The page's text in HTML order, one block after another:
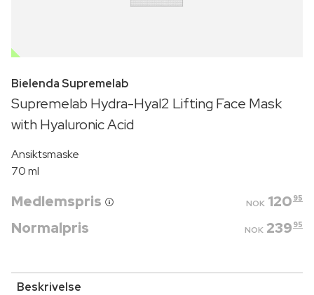
OUTLET
Bielenda Supremelab
Supremelab Hydra-Hyal2 Lifting Face Mask
with Hyaluronic Acid
Ansiktsmaske
70 ml
Medlemspris NOK 120 95
Normalpris NOK 239 95
Beskrivelse